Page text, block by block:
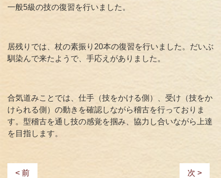
一般5級の技の復習を行いました。
居残りでは、杖の素振り20本の復習を行いました。だいぶ
馴染んで来たようで、手応えがありました。
合気道みことでは、仕手（技をかける側）、受け（技をか
けられる側）の動きを確認しながら稽古を行っておりま
す。型稽古を通し技の感覚を掴み、協力し合いながら上達
を目指します。
< 前 次 >